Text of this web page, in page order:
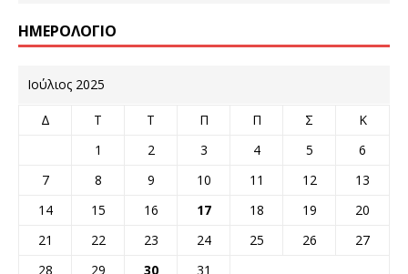
ΗΜΕΡΟΛΌΓΙΟ
Ιούλιος 2025
Δ Τ Τ Π Π Σ
Κ
1
2 3 4 5
6
7
8 9 10 11 12
13
14
15 16 17 18 19
20
21
22 23 24 25 26
27
28
29 30 31